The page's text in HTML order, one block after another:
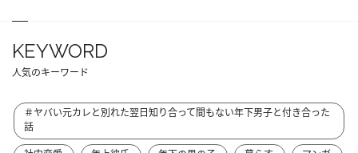
KEYWORD
人気のキーワード
＃ヤバい元カレと別れた翌日知り合って間もない年下男子と付き合った
話